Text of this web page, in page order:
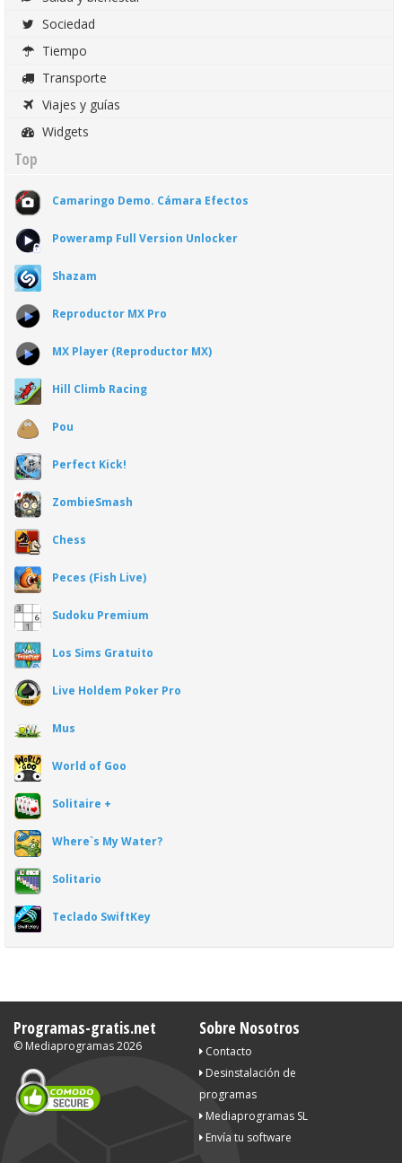
Sociedad
Tiempo
Transporte
Viajes y guías
Widgets
Top
Camaringo Demo. Cámara Efectos
Poweramp Full Version Unlocker
Shazam
Reproductor MX Pro
MX Player (Reproductor MX)
Hill Climb Racing
Pou
Perfect Kick!
ZombieSmash
Chess
Peces (Fish Live)
Sudoku Premium
Los Sims Gratuito
Live Holdem Poker Pro
Mus
World of Goo
Solitaire +
Where`s My Water?
Solitario
Teclado SwiftKey
Programas-gratis.net
© Mediaprogramas2026
Sobre Nosotros
Contacto
Desinstalación de
programas
Mediaprogramas SL
Envía tu software